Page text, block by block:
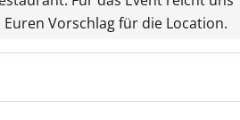
Vorschlag für die Location.